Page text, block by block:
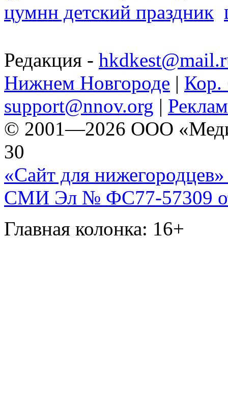
цумнн детский праздник
Редакция -
Нижнем Новгороде | Кор.
support@nnov.org |
© 2001—2026 ООО
30
«Сайт для нижегородцев»
СМИ Эл № ФС77-57309
Главная колонка: 16+